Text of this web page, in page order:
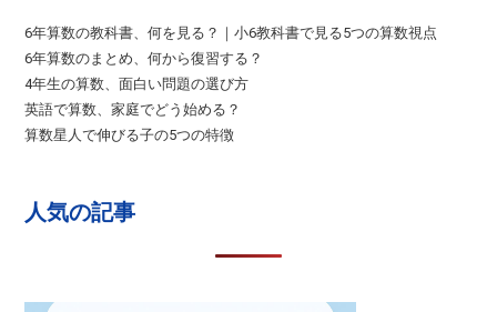
6年算数の教科書、何を見る？｜小6教科書で見る5つの算数視点
6年算数のまとめ、何から復習する？
4年生の算数、面白い問題の選び方
英語で算数、家庭でどう始める？
算数星人で伸びる子の5つの特徴
人気の記事